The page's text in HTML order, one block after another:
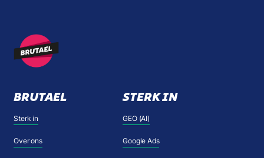
BRUTAEL
Sterk in
Over ons
STERK IN
GEO (AI)
Google Ads